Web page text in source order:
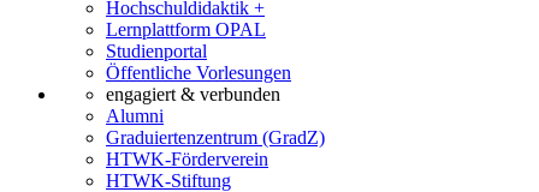
Hochschuldidaktik +
Lernplattform OPAL
Studienportal
Öffentliche Vorlesungen
engagiert & verbunden
Alumni
Graduiertenzentrum (GradZ)
HTWK-Förderverein
HTWK-Stiftung